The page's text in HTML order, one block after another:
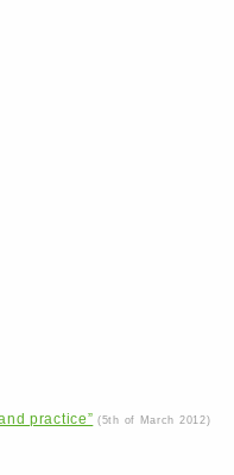
practice” (5th of March 2012)